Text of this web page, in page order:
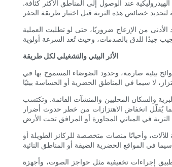
عند الوصول إلى المناطق الأكثر كثافة.
الأدنى من الإزعاج ضروريًا، حتى لو تطلبت العملية
الأثر البيئي والتشغيلي لكل طريقة
بلوائح بيئية صارمة، وحدود الضوضاء المسموح بها في
والسكان المحليين والمنشآت القائمة. وتكتسب
كما يُقلّل انخفاض الاهتزازات من خطر حدوث أضرار
للآلات، وأحيانًا منصات متخصصة للركائز الطويلة أو
إجراءات تخفيفية مثل حواجز الصوت، وأجهزة